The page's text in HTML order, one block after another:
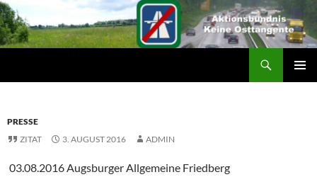
PRESSE
ZITAT
3. AUGUST 2016 ADMIN
03.08.2016 Augsburger Allgemeine Friedberg